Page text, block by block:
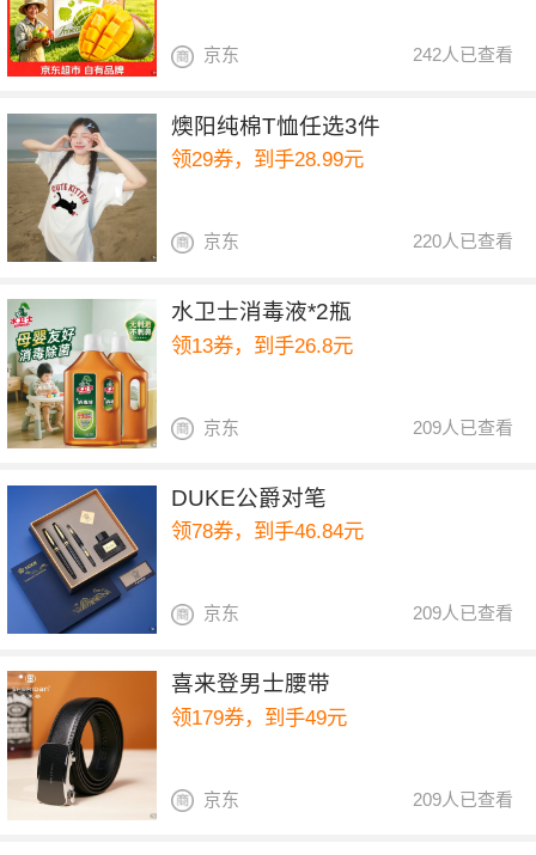
242人已查看
京东
燠阳纯棉T恤任选3件
领29券，到手28.99元
220人已查看
京东
水卫士消毒液*2瓶
领13券，到手26.8元
209人已查看
京东
DUKE公爵对笔
领78券，到手46.84元
209人已查看
京东
喜来登男士腰带
领179券，到手49元
209人已查看
京东